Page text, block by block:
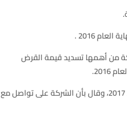
من أهمها تسديد قيمة القرض
وبين أن هناك ذمة على سلطة الطاقة بما يقارب 27 مليون دولار أمريكي حتى نهاية شهر فبراير 2018 نتيجة تراكم الدفعات الشهرية الغير مسددة منذ شهر أبريل 2017، وقال بأن الشركة على تواصل مع